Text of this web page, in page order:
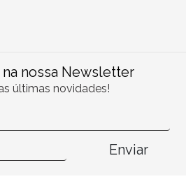
nossa Newsletter
últimas novidades!
Enviar